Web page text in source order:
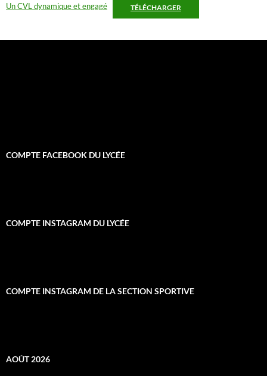
Un CVL dynamique et engagé TÉLÉCHARGER
COMPTE FACEBOOK DU LYCÉE
COMPTE INSTAGRAM DU LYCÉE
COMPTE INSTAGRAM DE LA SECTION SPORTIVE
AOÛT 2026